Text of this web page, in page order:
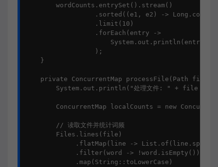
        wordCounts.entrySet().stream()
.sorted((e1, e2) ->
                  .limit(10)
                  .forEach(entry ->
                  );
    }
private ConcurrentMap processFile(Path file)
System.out.println("处理文件: " + file +
ConcurrentMap localCounts = new
        // 读取文件并统计词频
        Files.lines(file)
.flatMap(line ->
             .filter(word -> !word.isEmpty())
             .map(String::toLowerCase)